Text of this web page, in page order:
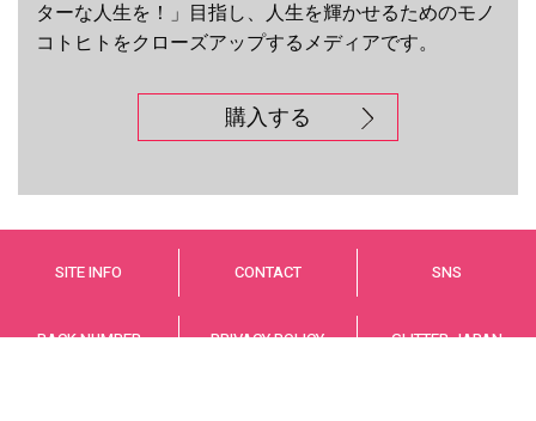
ターな人生を！」目指し、人生を輝かせるためのモノ
コトヒトをクローズアップするメディアです。
購入する
SITE INFO CONTACT SNS
BACK NUMBER PRIVACY POLICY GLITTER JAPAN